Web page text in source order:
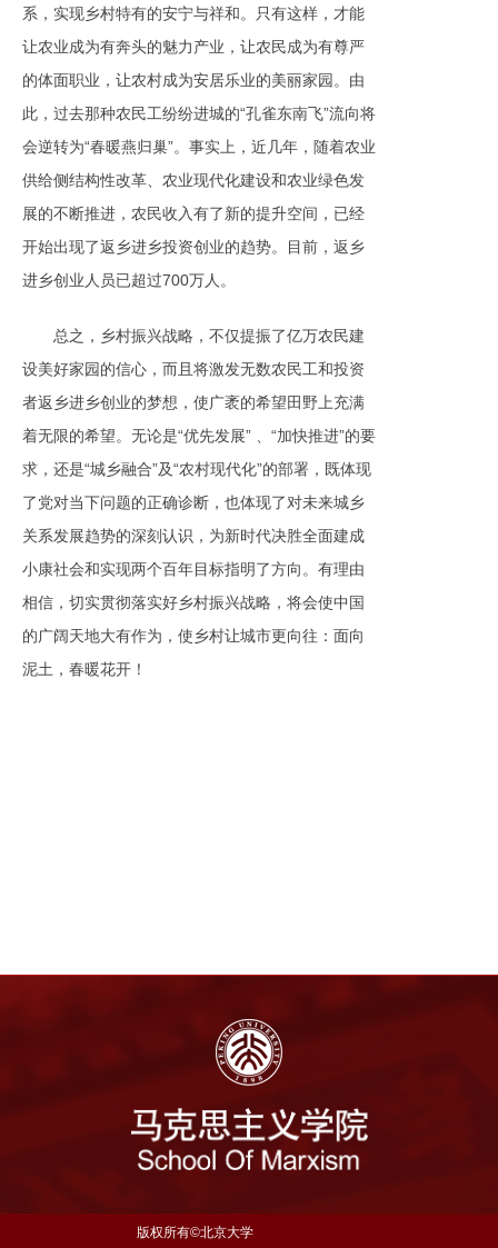
系，实现乡村特有的安宁与祥和。只有这样，才能
让农业成为有奔头的魅力产业，让农民成为有尊严
的体面职业，让农村成为安居乐业的美丽家园。由
此，过去那种农民工纷纷进城的“孔雀东南飞”流向将
会逆转为“春暖燕归巢”。事实上，近几年，随着农业
供给侧结构性改革、农业现代化建设和农业绿色发
展的不断推进，农民收入有了新的提升空间，已经
开始出现了返乡进乡投资创业的趋势。目前，返乡
进乡创业人员已超过700万人。
总之，乡村振兴战略，不仅提振了亿万农民建
设美好家园的信心，而且将激发无数农民工和投资
者返乡进乡创业的梦想，使广袤的希望田野上充满
着无限的希望。无论是“优先发展” 、“加快推进”的要
求，还是“城乡融合”及“农村现代化”的部署，既体现
了党对当下问题的正确诊断，也体现了对未来城乡
关系发展趋势的深刻认识，为新时代决胜全面建成
小康社会和实现两个百年目标指明了方向。有理由
相信，切实贯彻落实好乡村振兴战略，将会使中国
的广阔天地大有作为，使乡村让城市更向往：面向
泥土，春暖花开！
版权所有©北京大学